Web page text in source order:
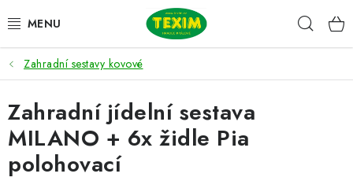
na
ZAHRADNÍ SESTAVY
ŽIDLE
STOLY
Zahradní sestavy kovové
Zahradní jídelní sestava
MILANO + 6x židle Pia
polohovací